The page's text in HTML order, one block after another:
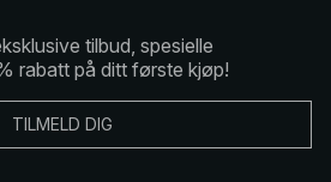
tilbud, spesielle
rabatt på ditt første kjøp!
TILMELD DIG